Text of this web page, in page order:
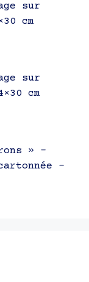
sur
cm
sur
cm
» –
–